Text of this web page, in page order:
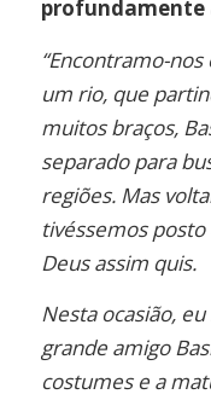
profundamente
“Encontramo-
um rio, que
muitos braços,
separado para
regiões. Mas
tivéssemos
Deus assim quis.
Nesta ocasião,
grande amigo
costumes e a